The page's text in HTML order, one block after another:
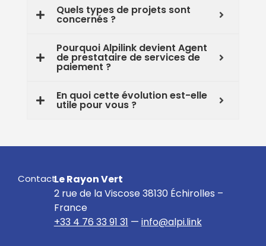
Quels types de projets sont
concernés ?
Pourquoi Alpilink devient Agent
de prestataire de services de
paiement ?
En quoi cette évolution est-elle
utile pour vous ?
ContactLe Rayon Vert
2 rue de la Viscose 38130 Échirolles –
France
+33 4 76 33 91 31 — info@alpi.link